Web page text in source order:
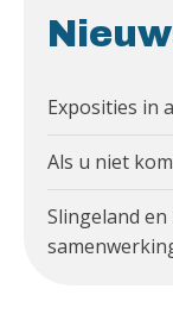
Exposities in
Als u niet
Slingeland en